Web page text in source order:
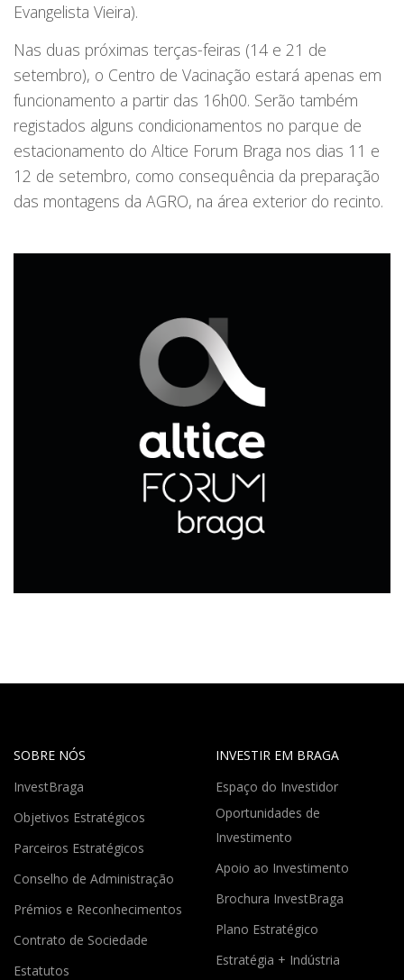
Evangelista Vieira).
Nas duas próximas terças-feiras (14 e 21 de
setembro), o Centro de Vacinação estará apenas em
funcionamento a partir das 16h00. Serão também
registados alguns condicionamentos no parque de
estacionamento do Altice Forum Braga nos dias 11 e
12 de setembro, como consequência da preparação
das montagens da AGRO, na área exterior do recinto.
SOBRE NÓS
InvestBraga
Objetivos Estratégicos
Parceiros Estratégicos
Conselho de Administração
Prémios e Reconhecimentos
Contrato de Sociedade
Estatutos
INVESTIR EM BRAGA
Espaço do Investidor
Oportunidades de
Investimento
Apoio ao Investimento
Brochura InvestBraga
Plano Estratégico
Estratégia + Indústria